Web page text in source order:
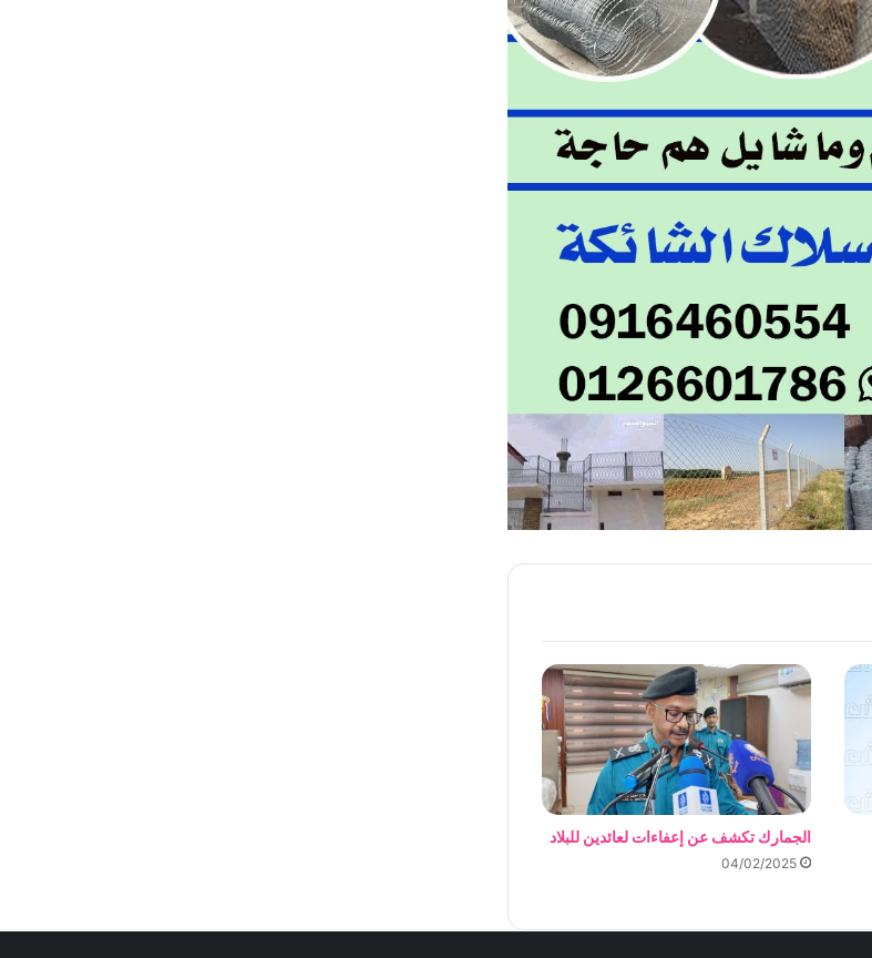
الجمارك تكشف عن إعفاءات لعائدين للبلاد
04/02/2025